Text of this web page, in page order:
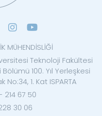
MÜHENDİSLİĞİ
Teknoloji Fakültesi
100. Yıl Yerleşkesi
1. Kat ISPARTA
214 67 50
30 06